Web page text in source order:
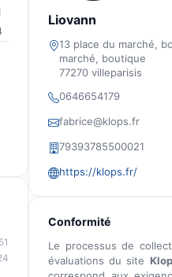
Liovann
13 place du marché,
marché, boutique
77270 villeparisis
0646654179
fabrice@klops.fr
79393785500021
https://klops.fr/
Conformité
Le processus de
évaluations du site